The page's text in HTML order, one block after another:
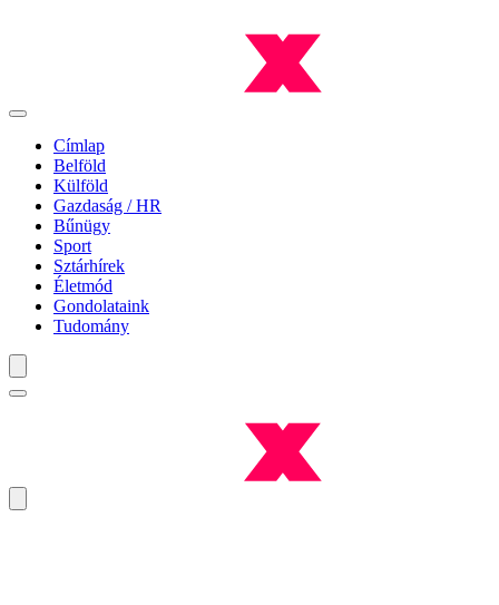
Címlap
Belföld
Külföld
Gazdaság / HR
Bűnügy
Sport
Sztárhírek
Életmód
Gondolataink
Tudomány